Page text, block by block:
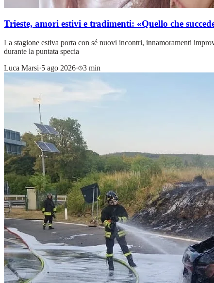
Trieste, amori estivi e tradimenti: «Quello che
La stagione estiva porta con sé nuovi incontri, innamoramenti
durante la puntata specia
Luca Marsi·5 ago 2026· 3 min